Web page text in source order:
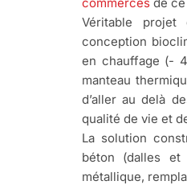
Véritable projet
conception
en chauffage (-
manteau
d’aller au delà
qualité de vie et
La solution
béton (dalles et
métallique,